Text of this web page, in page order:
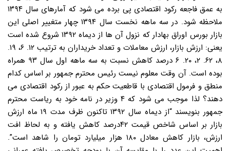
به عمق فاجعه رکود اقتصادی پی برده می شود که آمارهای سال ۱۳۹۴
ملاحظه شود. در سه ماهه نخست سال ۱۳۹۴ چهار متغییر اصلی این
بازار بورس اوراق بهادار که نزول آن ها از دیماه ۱۳۹۲ شروع شده است
یعنی: ارزش بازار، ارزش معاملات و تعداد خریداران به ترتیب ۱۲. ۶، ۱۹.
۸، ۶۲. ۲، ۲۰. ۶ درصد کاهش نسبت به سه ماهه اول سال ۹۳ همراه
بوده است. آن وقت معلوم نیست رئیس محترم جمهور بر اساس کدام
منطق و فرمول اقتصادی با قاطعیت حکم به عبور از رکود اقتصادی می
دهند؟ لذا موجب می شود که ۴ وزیر در نامه خود به ریاست محترم
جمهور بنویسند “از دیماه سال ۱۳۹۲ تاکنون ظرف مدت ۱۹ ماه ارزش
بازار بر اساس شاخص قیمت ۴۲درصد کاهش یافته و به لحاظ افت
ارزش، بازار کاهش معادل ۱۸۰ هزار میلیارد تومان را شاهد است”.